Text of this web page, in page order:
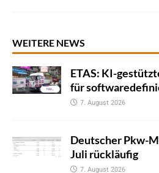
WEITERE NEWS
ETAS: KI-
für
7. August 2026
Deutscher Pkw-
Juli rückläufig
7. August 2026